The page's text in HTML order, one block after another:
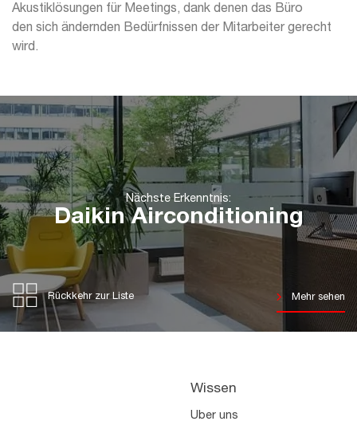
Akustiklösungen für Meetings, dank denen das Büro
den sich ändernden Bedürfnissen der Mitarbeiter gerecht
wird.
Nächste Erkenntnis:
Daikin Airconditioning
Rückkehr zur Liste Mehr sehen
Wissen
Über uns